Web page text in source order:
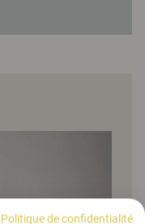
Politique de confidentialité